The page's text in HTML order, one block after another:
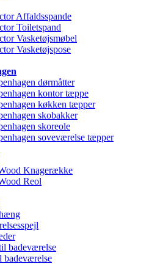
Affaldsspande
Toiletspand
Vasketøjsmøbel
Vasketøjspose
dørmåtter
kontor tæppe
køkken tæpper
skobakker
skoreole
soveværelse tæpper
Knagerække
Reol
badeværelse
badeværelse